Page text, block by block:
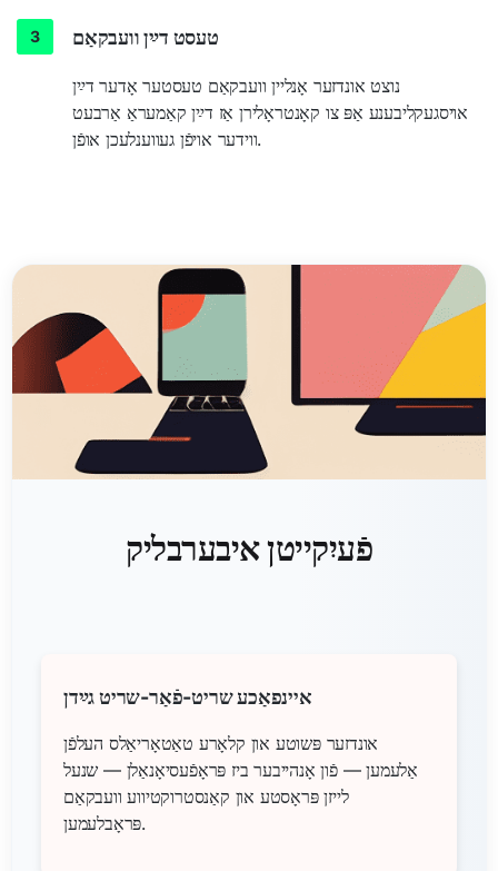
טעסט דײַן וועבקאַם
נוצט אונדזער אָנליין וועבקאַם טעסטער אָדער דײַן
אויסגעקליבענע אַפּ צו קאָנטראָלירן אַז דײַן קאַמעראַ אַרבעט
ווידער אויפֿן געווענלעכן אופֿן.
פֿעיִקייטן איבערבליק
איינפאַכע שריט-פֿאַר-שריט גײַדן
אונדזער פּשוטע און קלאָרע טאַטאָריאַלס העלפֿן
אַלעמען — פֿון אָנהייבער ביז פּראָפֿעסיאָנאַלן — שנעל
לייזן פּראָסטע און קאַנסטרוקטיווע וועבקאַם
פּראָבלעמען.